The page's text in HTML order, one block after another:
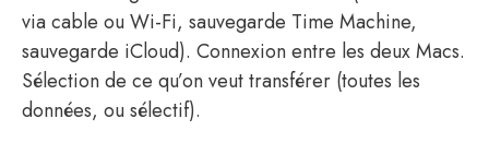
via cable ou Wi-Fi, sauvegarde Time Machine,
sauvegarde iCloud). Connexion entre les deux Macs.
Sélection de ce qu’on veut transférer (toutes les
données, ou sélectif).